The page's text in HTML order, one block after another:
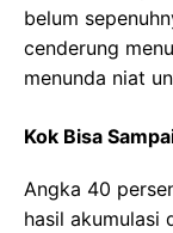
belum
cenderung
menunda niat
Kok Bisa
Angka 40
hasil akumulasi